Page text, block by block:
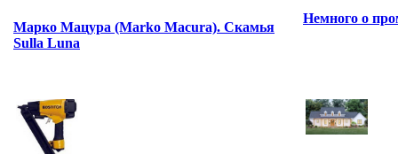
Марко Мацура (Marko Macura). Скамья
Sulla Luna
Немного о